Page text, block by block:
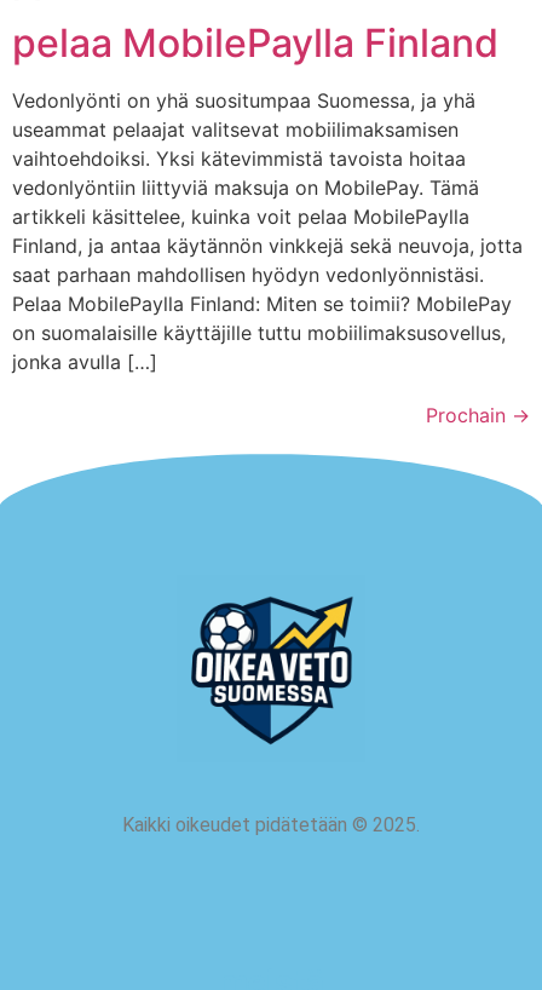
pelaa MobilePaylla Finland
Vedonlyönti on yhä suositumpaa Suomessa, ja yhä
useammat pelaajat valitsevat mobiilimaksamisen
vaihtoehdoiksi. Yksi kätevimmistä tavoista hoitaa
vedonlyöntiin liittyviä maksuja on MobilePay. Tämä
artikkeli käsittelee, kuinka voit pelaa MobilePaylla
Finland, ja antaa käytännön vinkkejä sekä neuvoja, jotta
saat parhaan mahdollisen hyödyn vedonlyönnistäsi.
Pelaa MobilePaylla Finland: Miten se toimii? MobilePay
on suomalaisille käyttäjille tuttu mobiilimaksusovellus,
jonka avulla […]
Prochain →
Kaikki oikeudet pidätetään © 2025.